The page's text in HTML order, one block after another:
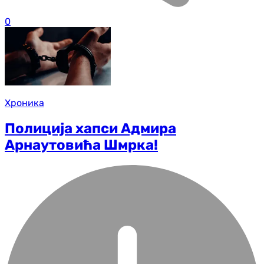
0
Хроника
Полиција хапси Адмира
Арнаутовића Шмрка!